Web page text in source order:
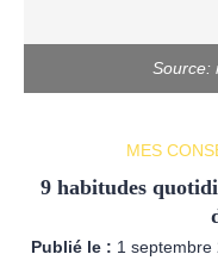
Source:
MES
9 habitudes
Publié le : 1 septembre